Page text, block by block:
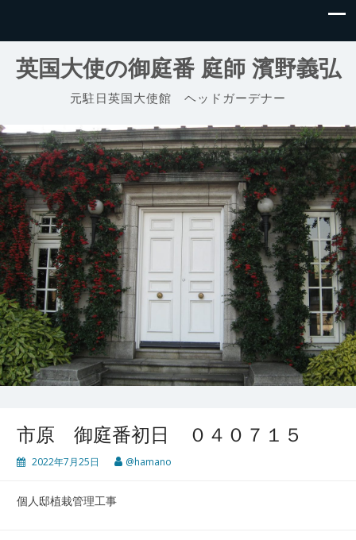
英国大使の御庭番 庭師 濱野義弘
元駐日英国大使館 ヘッドガーデナー
市原 御庭番初日 ０４０７１５
2022年7月25日 @hamano
個人邸植栽管理工事